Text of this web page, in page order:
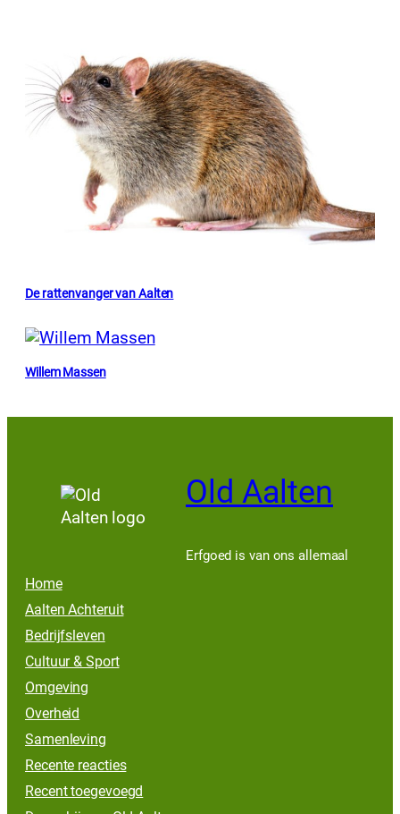
De rattenvanger van Aalten
Willem Massen
Old Aalten
Erfgoed is van ons allemaal
Home
Aalten Achteruit
Bedrijfsleven
Cultuur & Sport
Omgeving
Overheid
Samenleving
Recente reacties
Recent toegevoegd